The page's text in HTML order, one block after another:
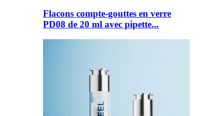
Flacons compte-gouttes en verre
PD08 de 20 ml avec pipette...